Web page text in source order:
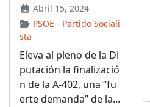
Abril 15, 2024
PSOE - Partido Sociali
sta
Eleva al pleno de la Di
putación la finalizació
n de la A-402, una “fu
erte demanda” de la...